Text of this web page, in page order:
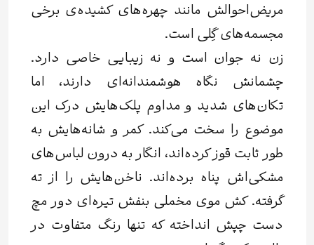
مریض‌احوالش مانند چهره‌های کشیده‌ی برخی
مجسمه‌های گِلی است.
زن نه جوان است و نه زیبایی خاصی دارد.
چشمانش نگاه هوشمندانه‌ای دارند، اما
تکان‌های شدید و مداوم پلک‌هایش درک این
موضوع را سخت می‌کند. کمر و شانه‌هایش به
طور ثابت قوز کرده‌اند، انگار به درون لباس‌های
مشکی‌اش پناه برده‌اند. ناخن‌هایش را از ته
گرفته. کش موی مخملی بنفش تیره‌ای دور مچ
دست چپش انداخته که تنها رنگ متفاوت در